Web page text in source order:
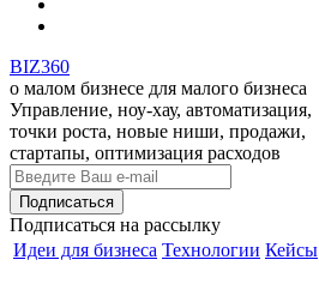
BIZ360
о малом бизнесе для малого бизнеса
Управление, ноу-хау, автоматизация,
точки роста, новые ниши, продажи,
стартапы, оптимизация расходов
Подписаться на рассылку
Идеи для бизнеса Технологии Кейсы